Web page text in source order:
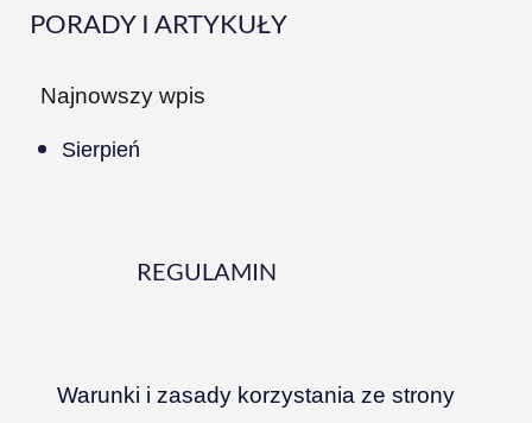
PORADY I ARTYKUŁY
Najnowszy wpis
Sierpień
REGULAMIN
Warunki i zasady korzystania ze strony